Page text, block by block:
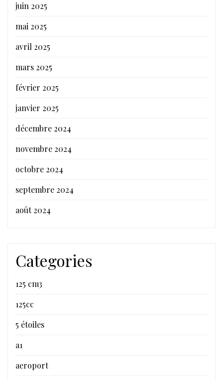
juin 2025
mai 2025
avril 2025
mars 2025
février 2025
janvier 2025
décembre 2024
novembre 2024
octobre 2024
septembre 2024
août 2024
Categories
125 cm3
125cc
5 étoiles
a1
aeroport